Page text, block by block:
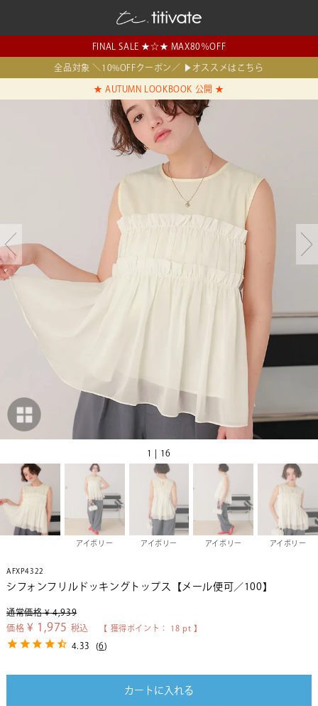
FINAL SALE ★☆★ MAX80％OFF
全品対象 ＼10%OFFクーポン／ ▶オススメはこちら
★ AUTUMN LOOKBOOK 公開 ★
1 | 16
アイボリー アイボリー アイボリー アイボリー
AFXP4322
シフォンフリルドッキングトップス【メール便可／100】
通常価格 ¥ 4,939
価格 ¥ 1,975 税込 【 獲得ポイント： 18 pt 】
4.33 (6)
カートに入れる